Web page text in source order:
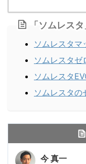
「ソムレス
ソムレスタマ
ソムレスタゼ
ソムレスタ
ソムレスタの
今 真一